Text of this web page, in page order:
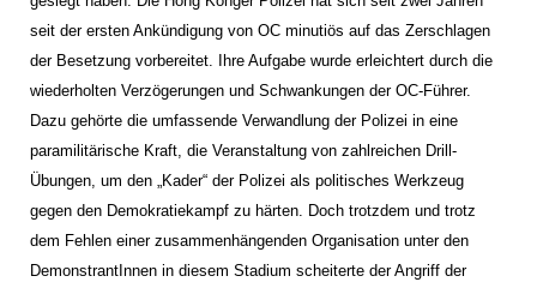
seit der ersten Ankündigung von OC minutiös auf das Zerschlagen
der Besetzung vorbereitet. Ihre Aufgabe wurde erleichtert durch die
wiederholten Verzögerungen und Schwankungen der OC-Führer.
Dazu gehörte die umfassende Verwandlung der Polizei in eine
paramilitärische Kraft, die Veranstaltung von zahlreichen Drill-
Übungen, um den „Kader“ der Polizei als politisches Werkzeug
gegen den Demokratiekampf zu härten. Doch trotzdem und trotz
dem Fehlen einer zusammenhängenden Organisation unter den
DemonstrantInnen in diesem Stadium scheiterte der Angriff der